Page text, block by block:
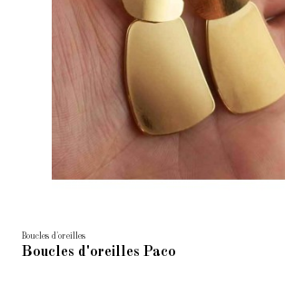
Boucles d'oreilles
Boucles d'oreilles Paco